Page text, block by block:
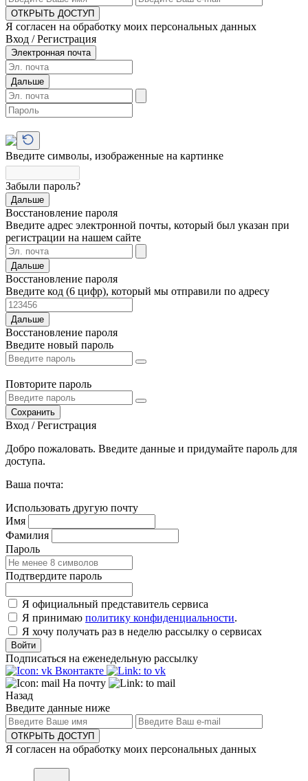
ОТКРЫТЬ ДОСТУП
Я согласен на обработку моих персональных данных
Вход / Регистрация
Электронная почта
Дальше
Введите символы, изображенные на картинке
Забыли пароль?
Дальше
Восстановление пароля
Введите адрес электронной почты, который был указан при
регистрации на нашем сайте
Дальше
Восстановление пароля
Введите код (6 цифр), который мы отправили по адресу
Дальше
Восстановление пароля
Введите новый пароль
Повторите пароль
Сохранить
Вход / Регистрация
Добро пожаловать. Введите данные и придумайте пароль для
доступа.
Ваша почта:
Использовать другую почту
Имя
Фамилия
Пароль
Подтвердите пароль
Я официальный представитель сервиса
Я принимаю политику конфиденциальности.
Я хочу получать раз в неделю рассылку о сервисах
Войти
Подписаться на еженедельную рассылку
Вконтакте
На почту
Назад
Введите данные ниже
ОТКРЫТЬ ДОСТУП
Я согласен на обработку моих персональных данных